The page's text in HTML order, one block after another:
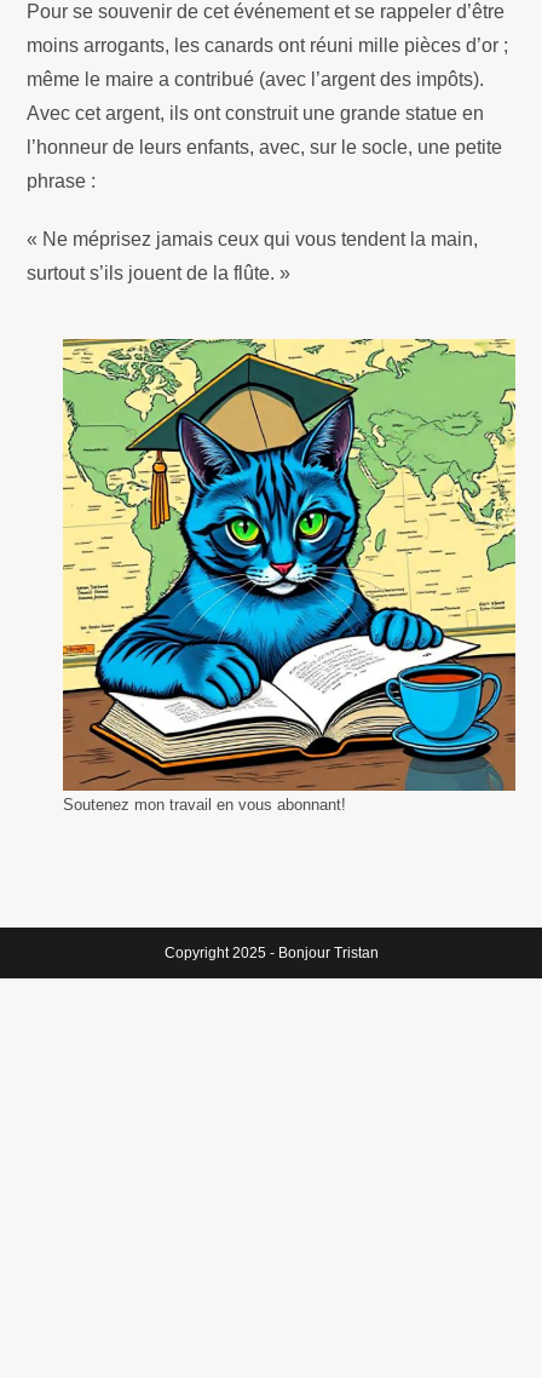
Pour se souvenir de cet événement et se rappeler d’être
moins arrogants, les canards ont réuni mille pièces d’or ;
même le maire a contribué (avec l’argent des impôts).
Avec cet argent, ils ont construit une grande statue en
l’honneur de leurs enfants, avec, sur le socle, une petite
phrase :
« Ne méprisez jamais ceux qui vous tendent la main,
surtout s’ils jouent de la flûte. »
Soutenez mon travail en vous abonnant!
Copyright 2025 - Bonjour Tristan